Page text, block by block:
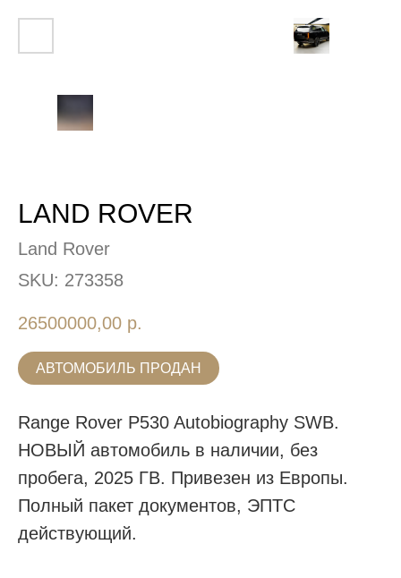
LAND ROVER
Land Rover
SKU: 273358
26500000,00 р.
АВТОМОБИЛЬ ПРОДАН
Range Rover P530 Autobiography SWB.
НОВЫЙ автомобиль в наличии, без
пробега, 2025 ГВ. Привезен из Европы.
Полный пакет документов, ЭПТС
действующий.